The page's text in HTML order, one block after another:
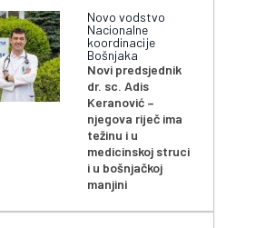
Novo vodstvo
Nacionalne
koordinacije
Bošnjaka
Novi predsjednik
dr. sc. Adis
Keranović –
njegova riječ ima
težinu i u
medicinskoj struci
i u bošnjačkoj
manjini